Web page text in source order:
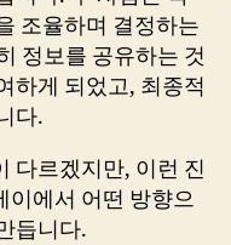
조율하며 결정하는
정보를 공유하는 것
하게 되었고, 최종적
다.
다르겠지만, 이런 진
이에서 어떤 방향으
듭니다.